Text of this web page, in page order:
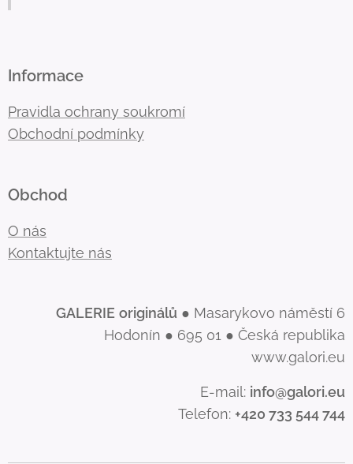
Informace
Pravidla ochrany soukromí
Obchodní podmínky
Obchod
O nás
Kontaktujte nás
GALERIE originálů ● Masarykovo náměstí 6
Hodonín ● 695 01 ● Česká republika
www.galori.eu
E-mail: info@galori.eu
Telefon: +420 733 544 744